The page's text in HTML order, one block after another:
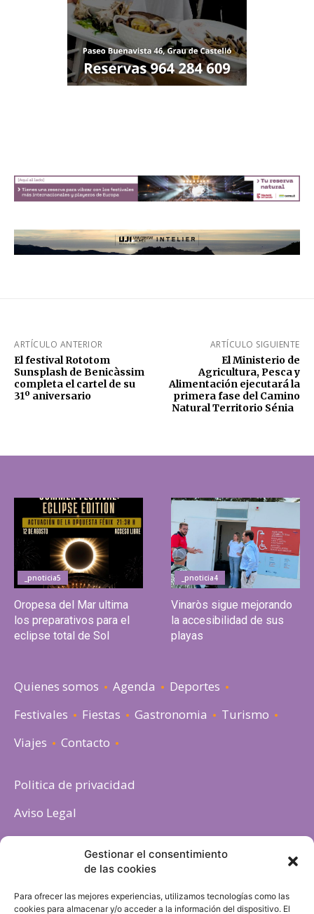
Gestionar el consentimiento
de las cookies
Para ofrecer las mejores experiencias, utilizamos tecnologías como las
cookies para almacenar y/o acceder a la información del dispositivo. El
ARTÍCULO ANTERIOR
El festival Rototom
Sunsplash de Benicàssim
completa el cartel de su
31º aniversario
ARTÍCULO SIGUIENTE
El Ministerio de
Agricultura, Pesca y
Alimentación ejecutará la
primera fase del Camino
Natural Territorio Sénia
_pnoticia5
Oropesa del Mar ultima
los preparativos para el
eclipse total de Sol
_pnoticia4
Vinaròs sigue mejorando
la accesibilidad de sus
playas
Quienes somos Agenda
Deportes
Festivales
Fiestas Gastronomia
Turismo
Viajes
Contacto
Politica de privacidad
Aviso Legal
Política de cookies